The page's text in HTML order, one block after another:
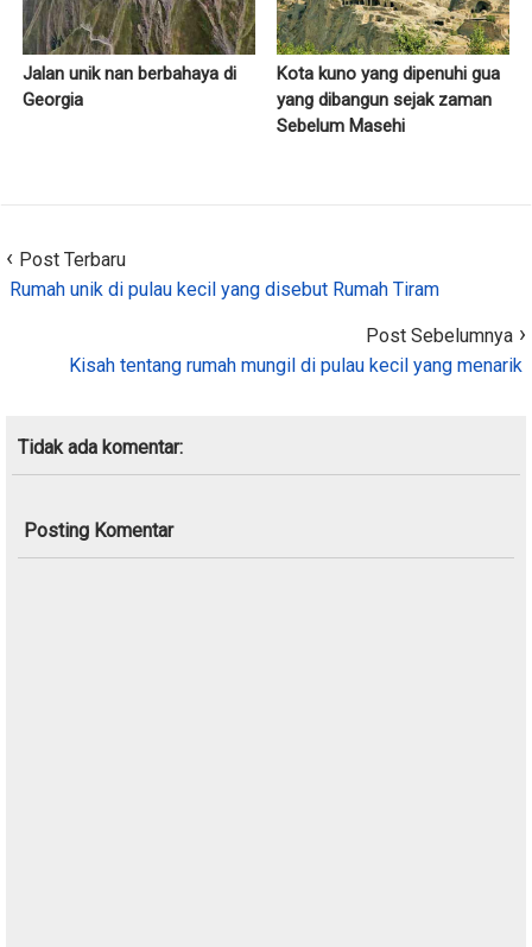
Jalan unik nan berbahaya di
Georgia
Kota kuno yang dipenuhi gua
yang dibangun sejak zaman
Sebelum Masehi
Post Terbaru
Rumah unik di pulau kecil yang disebut Rumah Tiram
Post Sebelumnya
Kisah tentang rumah mungil di pulau kecil yang menarik
Tidak ada komentar:
Posting Komentar